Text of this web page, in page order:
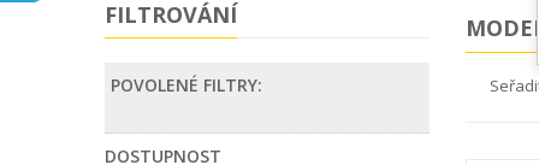
FILTROVÁNÍ
POVOLENÉ FILTRY:
DOSTUPNOST